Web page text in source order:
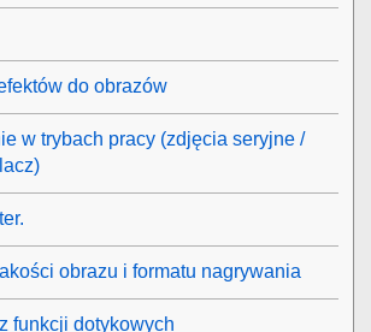
do obrazów
w trybach pracy (zdjęcia seryjne /
obrazu i formatu nagrywania
funkcji dotykowych